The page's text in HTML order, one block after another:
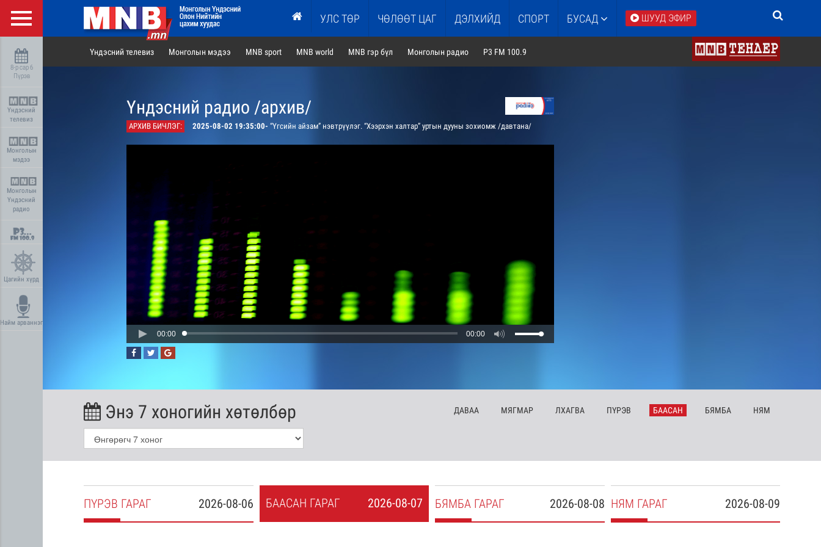
УЛС ТӨР ЧӨЛӨӨТ ЦАГ ДЭЛХИЙД СПОРТ БУСАД ШУУД ЭФИР
8-р сар 6
Пүрэв
Үндэсний
телевиз
Монголын
мэдээ
Монголын
Үндэсний
радио
Цагийн хүрд
Найм арваннэг
Үндэсний телевиз Монголын мэдээ MNB sport MNB world MNB гэр бүл Монголын радио P3 FM 100.9
Үндэсний радио /архив/
АРХИВ БИЧЛЭГ: 2025-08-02 19:35:00- “Үгсийн айзам” нэвтрүүлэг. “Хээрхэн халтар” уртын дууны зохиомж /давтана/
00:00 00:00
Энэ 7 хоногийн хөтөлбөр ДАВАА МЯГМАР ЛХАГВА ПҮРЭВ БААСАН БЯМБА НЯМ
2026-08-06
ПҮРЭВ ГАРАГ 2026-08-07
БААСАН ГАРАГ 2026-08-08
БЯМБА ГАРАГ 2026-08-09
НЯМ ГАРАГ